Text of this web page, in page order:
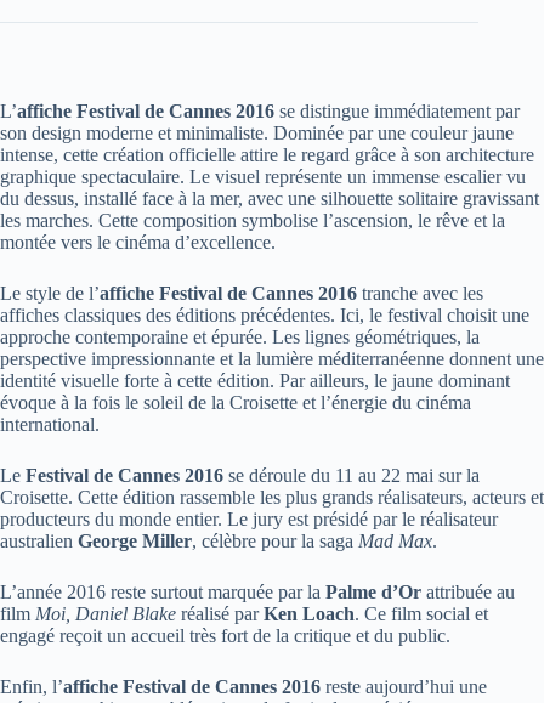
L’affiche Festival de Cannes 2016 se distingue immédiatement par
son design moderne et minimaliste. Dominée par une couleur jaune
intense, cette création officielle attire le regard grâce à son architecture
graphique spectaculaire. Le visuel représente un immense escalier vu
du dessus, installé face à la mer, avec une silhouette solitaire gravissant
les marches. Cette composition symbolise l’ascension, le rêve et la
montée vers le cinéma d’excellence.
Le style de l’affiche Festival de Cannes 2016 tranche avec les
affiches classiques des éditions précédentes. Ici, le festival choisit une
approche contemporaine et épurée. Les lignes géométriques, la
perspective impressionnante et la lumière méditerranéenne donnent une
identité visuelle forte à cette édition. Par ailleurs, le jaune dominant
évoque à la fois le soleil de la Croisette et l’énergie du cinéma
international.
Le Festival de Cannes 2016 se déroule du 11 au 22 mai sur la
Croisette. Cette édition rassemble les plus grands réalisateurs, acteurs et
producteurs du monde entier. Le jury est présidé par le réalisateur
australien George Miller, célèbre pour la saga Mad Max.
L’année 2016 reste surtout marquée par la Palme d’Or attribuée au
film Moi, Daniel Blake réalisé parKen Loach. Ce film social et
engagé reçoit un accueil très fort de la critique et du public.
Enfin, l’affiche Festival de Cannes 2016 reste aujourd’hui une